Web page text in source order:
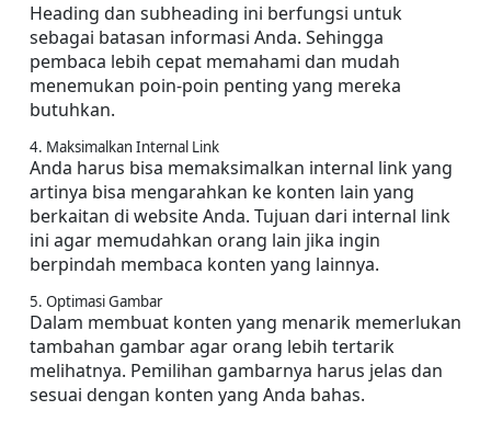
Heading dan subheading ini berfungsi untuk
sebagai batasan informasi Anda. Sehingga
pembaca lebih cepat memahami dan mudah
menemukan poin-poin penting yang mereka
butuhkan.
4. Maksimalkan Internal Link
Anda harus bisa memaksimalkan internal link yang
artinya bisa mengarahkan ke konten lain yang
berkaitan di website Anda. Tujuan dari internal link
ini agar memudahkan orang lain jika ingin
berpindah membaca konten yang lainnya.
5. Optimasi Gambar
Dalam membuat konten yang menarik memerlukan
tambahan gambar agar orang lebih tertarik
melihatnya. Pemilihan gambarnya harus jelas dan
sesuai dengan konten yang Anda bahas.